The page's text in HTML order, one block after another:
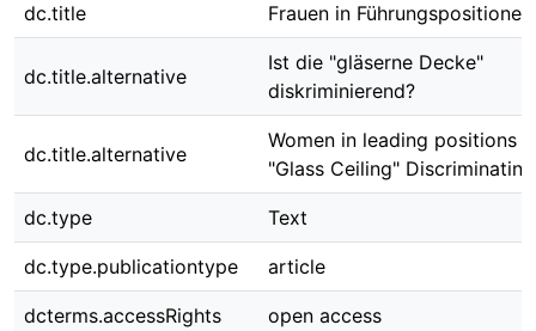
dc.title Frauen in Führungspositionen
dc.title.alternative
Ist die "gläserne Decke"
diskriminierend?
dc.title.alternative
Women in leading positions
"Glass Ceiling"
dc.type Text
dc.type.publicationtype article
dcterms.accessRights open access